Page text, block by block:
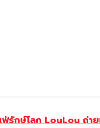
ฟ่รักษ์โลก LouLou